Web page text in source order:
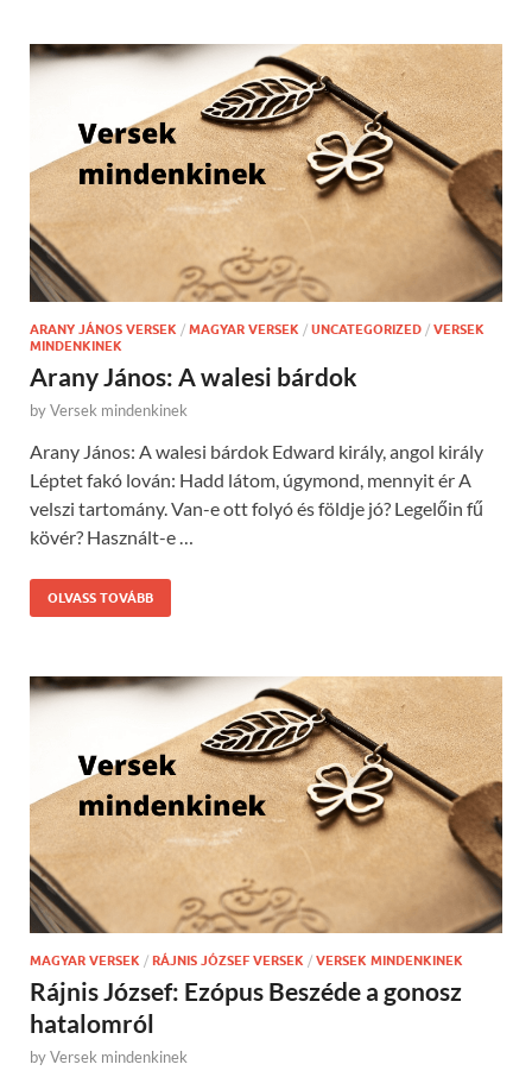
ARANY JÁNOS VERSEK / MAGYAR VERSEK / UNCATEGORIZED / VERSEK
MINDENKINEK
Arany János: A walesi bárdok
byVersek mindenkinek
Arany János: A walesi bárdok Edward király, angol király
Léptet fakó lován: Hadd látom, úgymond, mennyit ér A
velszi tartomány. Van-e ott folyó és földje jó? Legelőin fű
kövér? Használt-e …
OLVASS TOVÁBB
MAGYAR VERSEK / RÁJNIS JÓZSEF VERSEK / VERSEK MINDENKINEK
Rájnis József: Ezópus Beszéde a gonosz
hatalomról
byVersek mindenkinek